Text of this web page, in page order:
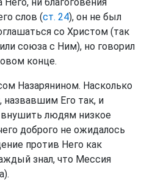
слов (ст. 24), он не был
со Христом (так
союза с Ним), но говорил
конце.
Назарянином. Насколько
Его так, и
людям низкое
доброго не ожидалось
против Него как
знал, что Мессия